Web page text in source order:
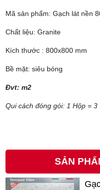
Mã sản phẩm: Gạch lát nền
Chất liệu: Granite
Kích thước : 800x800 mm
Bề mặt: siêu bóng
Đvt: m2
Qui cách đóng gói: 1 Hộp = 3
SẢN